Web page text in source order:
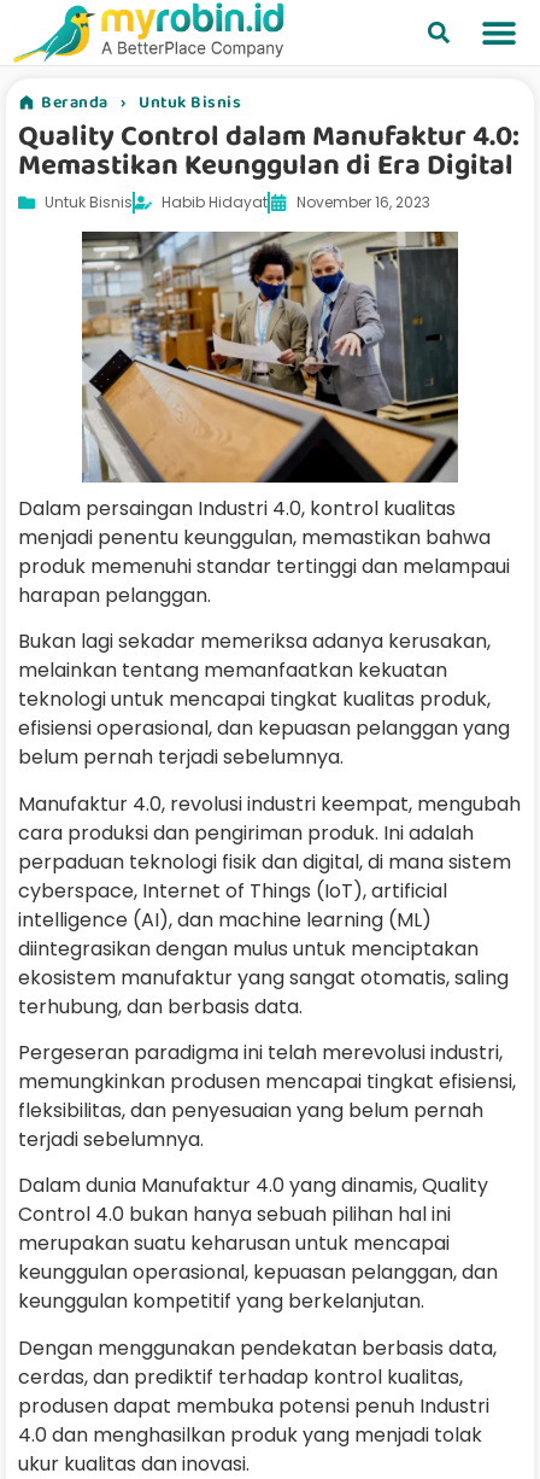
Beranda › Untuk Bisnis
Quality Control dalam Manufaktur 4.0:
Memastikan Keunggulan di Era Digital
Untuk Bisnis Habib Hidayat November 16, 2023
Dalam persaingan Industri 4.0, kontrol kualitas
menjadi penentu keunggulan, memastikan bahwa
produk memenuhi standar tertinggi dan melampaui
harapan pelanggan.
Bukan lagi sekadar memeriksa adanya kerusakan,
melainkan tentang memanfaatkan kekuatan
teknologi untuk mencapai tingkat kualitas produk,
efisiensi operasional, dan kepuasan pelanggan yang
belum pernah terjadi sebelumnya.
Manufaktur 4.0, revolusi industri keempat, mengubah
cara produksi dan pengiriman produk. Ini adalah
perpaduan teknologi fisik dan digital, di mana sistem
cyberspace, Internet of Things (IoT), artificial
intelligence (AI), dan machine learning (ML)
diintegrasikan dengan mulus untuk menciptakan
ekosistem manufaktur yang sangat otomatis, saling
terhubung, dan berbasis data.
Pergeseran paradigma ini telah merevolusi industri,
memungkinkan produsen mencapai tingkat efisiensi,
fleksibilitas, dan penyesuaian yang belum pernah
terjadi sebelumnya.
Dalam dunia Manufaktur 4.0 yang dinamis, Quality
Control 4.0 bukan hanya sebuah pilihan hal ini
merupakan suatu keharusan untuk mencapai
keunggulan operasional, kepuasan pelanggan, dan
keunggulan kompetitif yang berkelanjutan.
Dengan menggunakan pendekatan berbasis data,
cerdas, dan prediktif terhadap kontrol kualitas,
produsen dapat membuka potensi penuh Industri
4.0 dan menghasilkan produk yang menjadi tolak
ukur kualitas dan inovasi.